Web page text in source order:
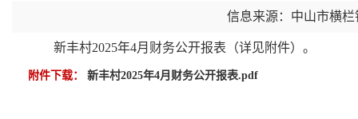
信息来源：中山市横
新丰村2025年4月财务公开报表（详见附件）。
附件下载： 新丰村2025年4月财务公开报表.pdf